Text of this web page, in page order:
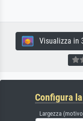
Visualizza in
Configura
Largezza